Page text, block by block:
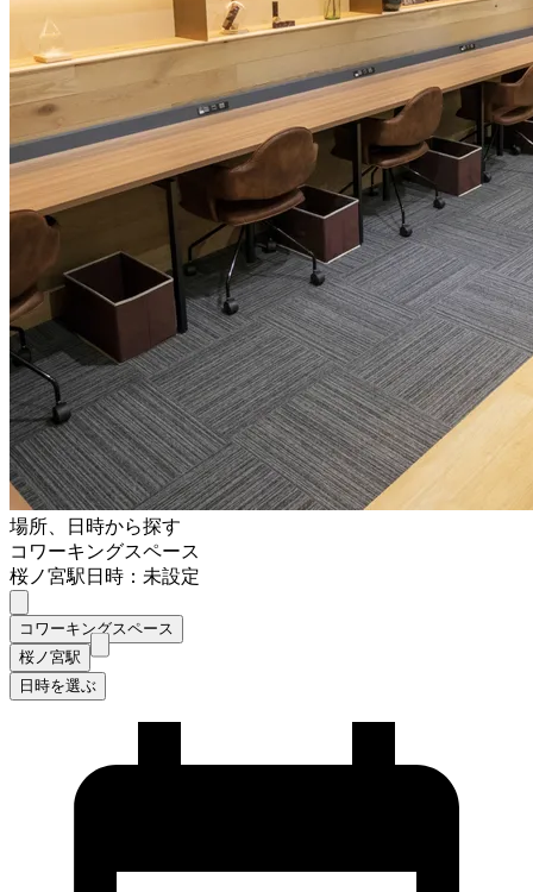
場所、日時から探す
コワーキングスペース
桜ノ宮駅日時：未設定
コワーキングスペース
桜ノ宮駅
日時を選ぶ